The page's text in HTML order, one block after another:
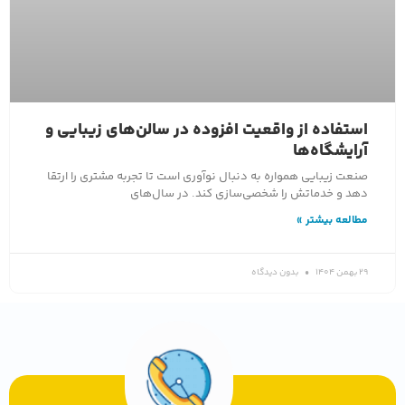
استفاده از واقعیت افزوده در سالن‌های زیبایی و
آرایشگاه‌ها
صنعت زیبایی همواره به دنبال نوآوری است تا تجربه مشتری را ارتقا
دهد و خدماتش را شخصی‌سازی کند. در سال‌های
مطالعه بیشتر »
29 بهمن 1404 بدون دیدگاه